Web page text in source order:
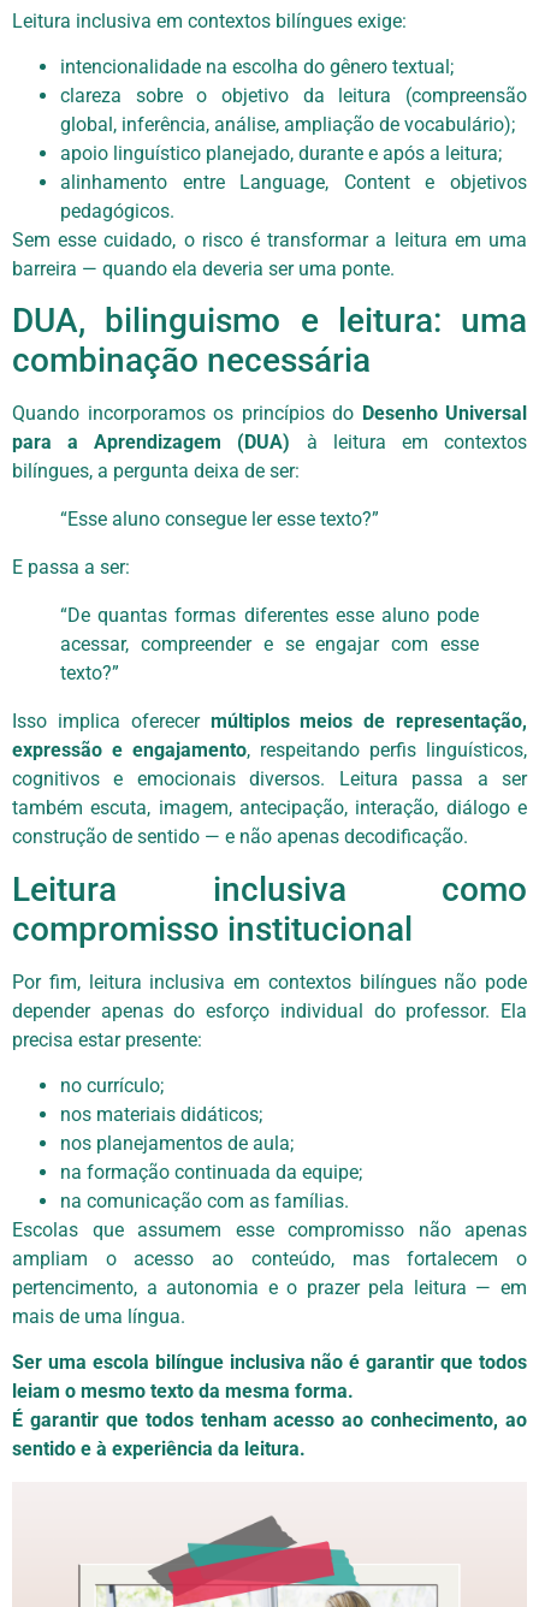
Leitura inclusiva em contextos bilíngues exige:
intencionalidade na escolha do gênero textual;
clareza sobre o objetivo da leitura (compreensão
global, inferência, análise, ampliação de vocabulário);
apoio linguístico planejado, durante e após a leitura;
alinhamento entre Language, Content e objetivos
pedagógicos.
Sem esse cuidado, o risco é transformar a leitura em uma
barreira — quando ela deveria ser uma ponte.
DUA, bilinguismo e leitura: uma
combinação necessária
Quando incorporamos os princípios do Desenho Universal
para a Aprendizagem (DUA) à leitura em contextos
bilíngues, a pergunta deixa de ser:
“Esse aluno consegue ler esse texto?”
E passa a ser:
“De quantas formas diferentes esse aluno pode
acessar, compreender e se engajar com esse
texto?”
Isso implica oferecer múltiplos meios de representação,
expressão e engajamento, respeitando perfis linguísticos,
cognitivos e emocionais diversos. Leitura passa a ser
também escuta, imagem, antecipação, interação, diálogo e
construção de sentido — e não apenas decodificação.
Leitura inclusiva como
compromisso institucional
Por fim, leitura inclusiva em contextos bilíngues não pode
depender apenas do esforço individual do professor. Ela
precisa estar presente:
no currículo;
nos materiais didáticos;
nos planejamentos de aula;
na formação continuada da equipe;
na comunicação com as famílias.
Escolas que assumem esse compromisso não apenas
ampliam o acesso ao conteúdo, mas fortalecem o
pertencimento, a autonomia e o prazer pela leitura — em
mais de uma língua.
Ser uma escola bilíngue inclusiva não é garantir que todos
leiam o mesmo texto da mesma forma.
É garantir que todos tenham acesso ao conhecimento, ao
sentido e à experiência da leitura.